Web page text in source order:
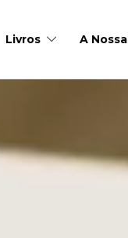
Livros A